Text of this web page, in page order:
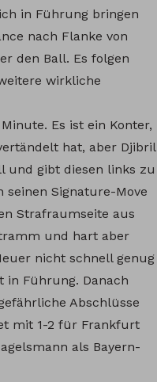
in Führung bringen
nach Flanke von
den Ball. Es folgen
wirkliche
Es ist ein Konter,
hat, aber Djibril
und gibt diesen links zu
seinen Signature-Move
Strafraumseite aus
und hart aber
nicht schnell genug
Führung. Danach
Abschlüsse
mit 1-2 für Frankfurt
als Bayern-